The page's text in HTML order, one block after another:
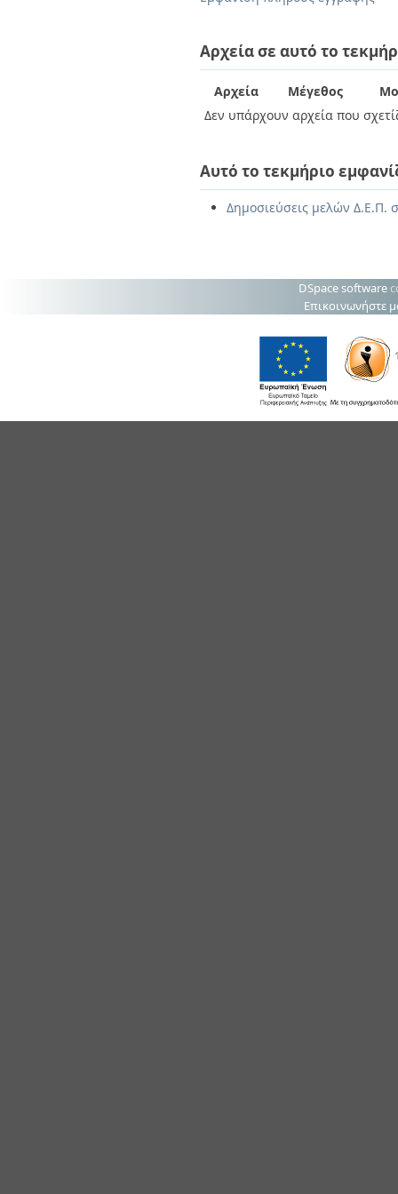
Αρχεία σε αυτό το
Αρχεία Μέγεθος
Δεν υπάρχουν αρχεία που
Αυτό το τεκμήριο
Δημοσιεύσεις μελών Δ.Ε.Π.
DSpace software
Επικοινωνήστε